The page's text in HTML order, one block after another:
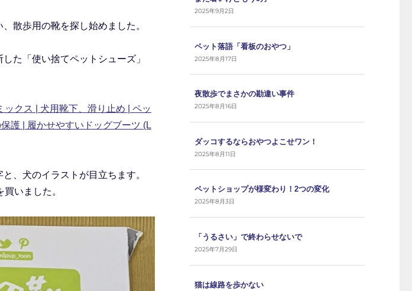
散歩用の靴を探し始めました。
た「使い捨てペットシューズ」
クス | 犬用靴下、滑り止め | ペッ
護 | 履かせやすいドッグブーツ (L
、犬のイラストが目立ちます。
いました。
2025年9月2日
ペット落語「看板のおやつ」
2025年8月17日
夜散歩でまさかの勘違い事件
2025年8月16日
ダッコするならおやつよこせワン！
2025年8月11日
ペットショップが様変わり！2つの変化
2025年8月3日
「うるさい」で終わらせないで
2025年7月29日
猫は線路を歩かない